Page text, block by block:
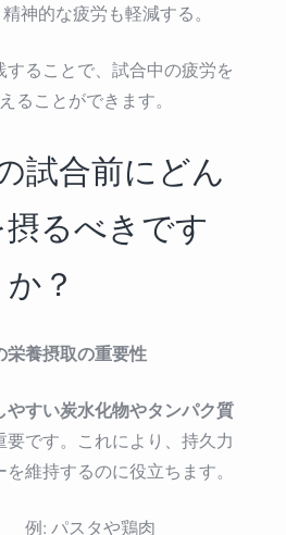
神的な疲労も軽減する。
することで、試合中の疲労を
ることができます。
試合前にどん
るべきです
か？
栄養摂取の重要性
やすい炭水化物やタンパク質
要です。これにより、持久力
維持するのに役立ちます。
例: パスタや鶏肉